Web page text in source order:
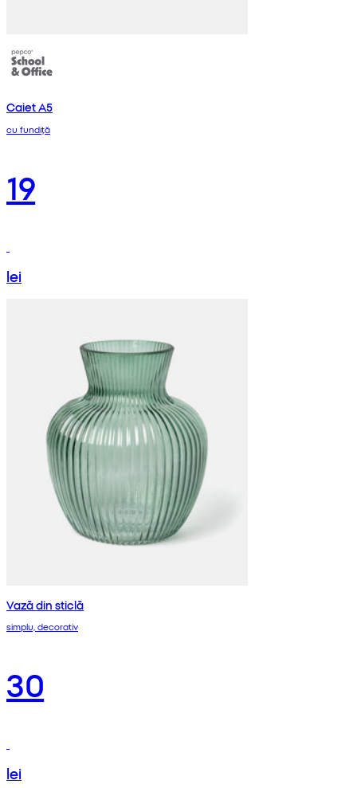
Caiet A5
cu fundiță
19
lei
Vază din sticlă
simplu, decorativ
30
lei